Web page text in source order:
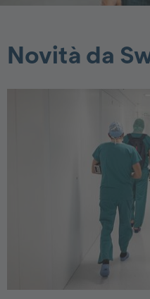
Novità da